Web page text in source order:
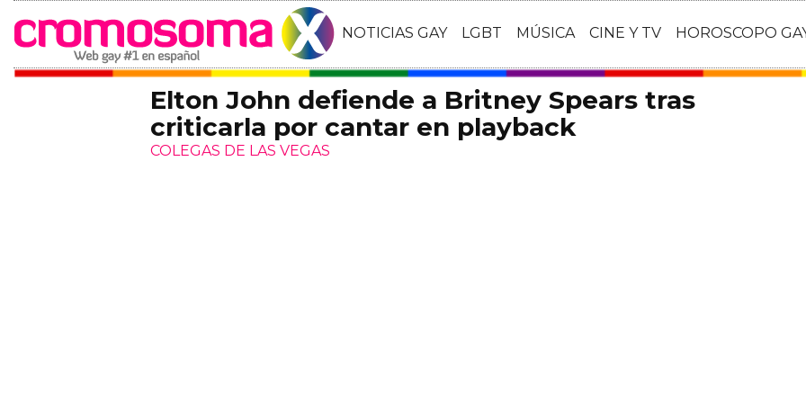
NOTICIAS GAY LGBT MÚSICA CINE Y TV HOROSCOPO
Elton John defiende a Britney Spears tras
criticarla por cantar en playback
COLEGAS DE LAS VEGAS